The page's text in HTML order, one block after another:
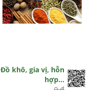
Đồ khô, gia vị, hỗn
hợp…